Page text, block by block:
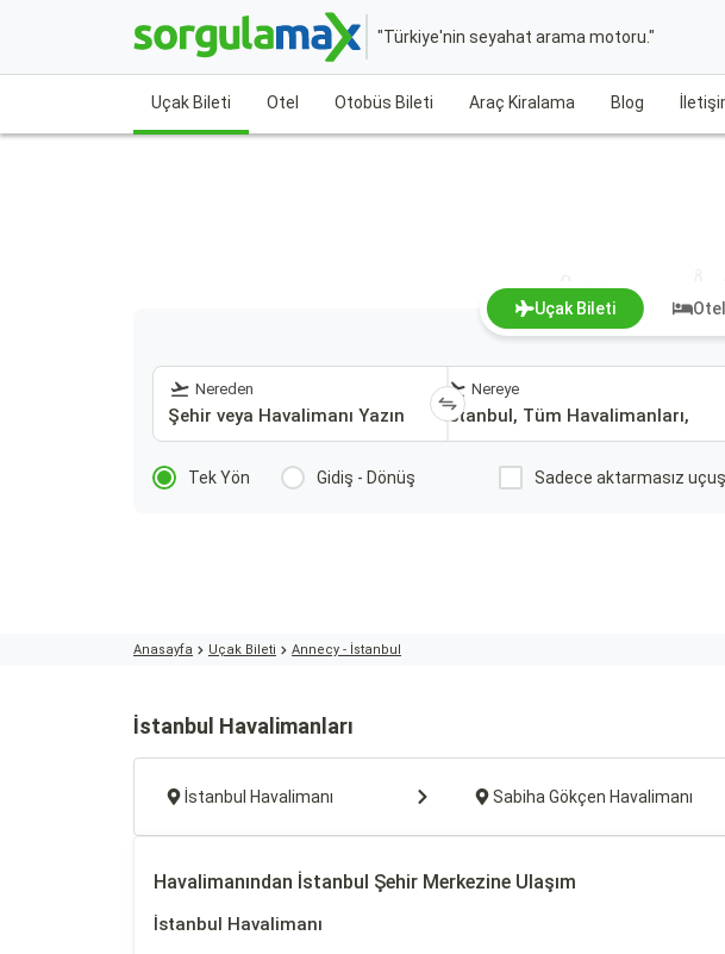
"Türkiye'nin seyahat arama motoru."
Uçak Bileti Otel Otobüs Bileti Araç Kiralama Blog
Annecy -
Uçak Bileti Otel
Nereden Nereye
Tek Yön Gidiş - Dönüş Sadece aktarmasız
Anasayfa Uçak Bileti Annecy - İstanbul
İstanbul Havalimanları
İstanbul Havalimanı Sabiha Gökçen Havalimanı
Havalimanından İstanbul Şehir Merkezine Ulaşım
İstanbul Havalimanı